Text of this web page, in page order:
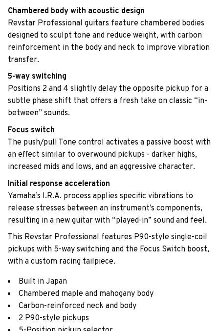
Chambered body with acoustic design
Revstar Professional guitars feature chambered bodies
designed to sculpt tone and reduce weight, with carbon
reinforcement in the body and neck to improve vibration
transfer.
5-way switching
Positions 2 and 4 slightly delay the opposite pickup for a
subtle phase shift that offers a fresh take on classic “in-
between” sounds.
Focus switch
The push/pull Tone control activates a passive boost with
an effect similar to overwound pickups - darker highs,
increased mids and lows, and an aggressive character.
Initial response acceleration
Yamaha’s I.R.A. process applies specific vibrations to
release stresses between an instrument’s components,
resulting in a new guitar with “played-in” sound and feel.
This Revstar Professional features P90-style single-coil
pickups with 5-way switching and the Focus Switch boost,
with a custom racing tailpiece.
Built in Japan
Chambered maple and mahogany body
Carbon-reinforced neck and body
2 P90-style pickups